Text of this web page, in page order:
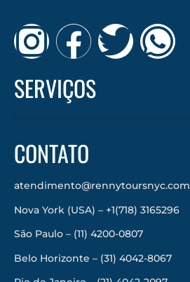
SERVIÇOS
CONTATO
atendimento@rennytoursnyc.com
Nova York (USA) – +1(718) 3165296
São Paulo – (11) 4200-0807
Belo Horizonte – (31) 4042-8067